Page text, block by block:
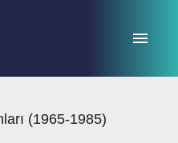
(1965-1985)